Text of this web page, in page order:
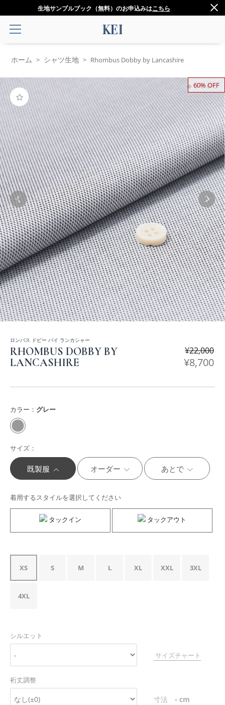
生地サンプルブック（無料）のお申込みはこちら
ホーム > シャツ生地 > Rhombus Dobby by Lancashire
60% OFF
ロンバス ドビー バイ ランカシャー
RHOMBUS DOBBY BY
LANCASHIRE
¥22,000
¥8,700
カラー： グレー
サイズ：
既製服 オーダー あとで
着用するスタイルを選択してください
タックイン タックアウト
XS S M L XL XXL 3XL
4XL
シルエット
サイズチャート
裄丈調整
寸法 - cm